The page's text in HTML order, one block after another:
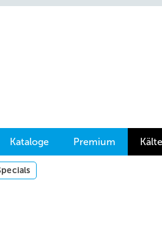
Kataloge Premium